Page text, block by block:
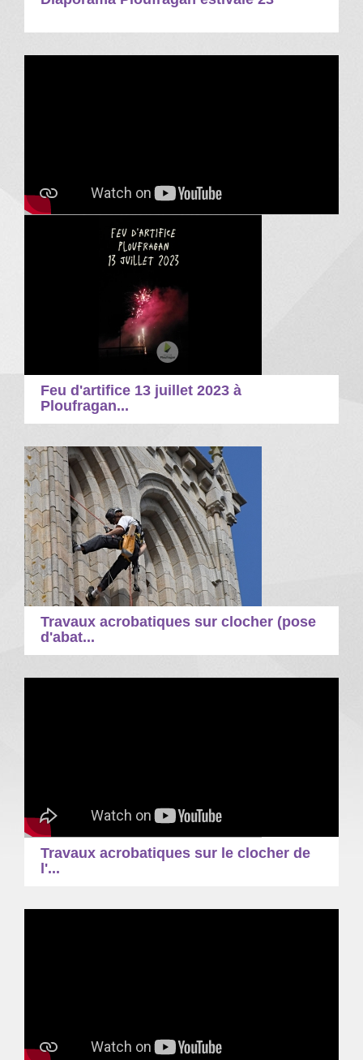
Feu d'artifice 13 juillet 2023 à
Ploufragan...
Travaux acrobatiques sur clocher (pose
d'abat...
Travaux acrobatiques sur le clocher de
l'...